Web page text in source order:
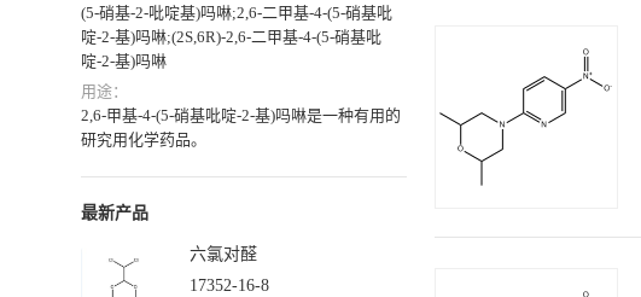
(5-硝基-2-吡啶基)吗啉;2,6-二甲基-4-(5-硝基吡
啶-2-基)吗啉;(2S,6R)-2,6-二甲基-4-(5-硝基吡
啶-2-基)吗啉
用途：
2,6-甲基-4-(5-硝基吡啶-2-基)吗啉是一种有用的
研究用化学药品。
最新产品
六氯对醛
17352-16-8